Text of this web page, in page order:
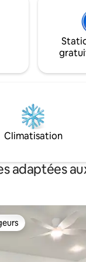
Climatisation
adaptées